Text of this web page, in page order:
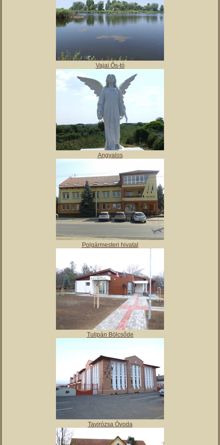
Vajai Ős-tó
Angyalos
Polgármesteri hivatal
Tulipán Bölcsőde
Tavirózsa Óvoda